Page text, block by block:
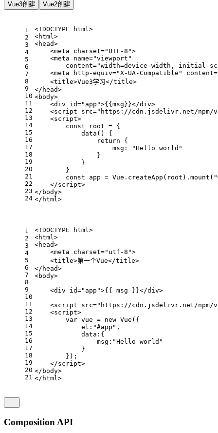
Vue3创建 Vue2创建
1
2
3
4
5
6
7
8
9
10
11
12
13
14
15
16
17
18
19
20
21
22
23
24
<!DOCTYPE html>
<html>
<head>
<meta charset="UTF-8">
<meta name="viewport"
content="width=device-width, initial-
<meta http-equiv="X-UA-Compatible" content=
<title>Vue3学习</title>
</ head>
<body>
<div id="app">{{msg}}</div>
<script src="https://cdn.jsdelivr.net/npm/
<script>
const root = {
data ( ) {
return {
msg :
"Hello world"
                }
            }
        }
const app = Vue . createApp (root). mount (
</script>
</ body>
</ html>
1
2
3
4
5
6
7
8
9
10
11
12
13
14
15
16
17
18
19
20
21
<!DOCTYPE html>
<html>
<head>
<meta charset="utf-8">
<title>第一个Vue</title>
</ head>
<body>
<div id="app">{{ msg }}</div>
<script src="https://cdn.jsdelivr.net/npm/
<script>
var vue = new Vue ({
el : "#app" ,
data :{
msg : "Hello world"
            }
        });
</script>
</ body>
</ html>
Composition API